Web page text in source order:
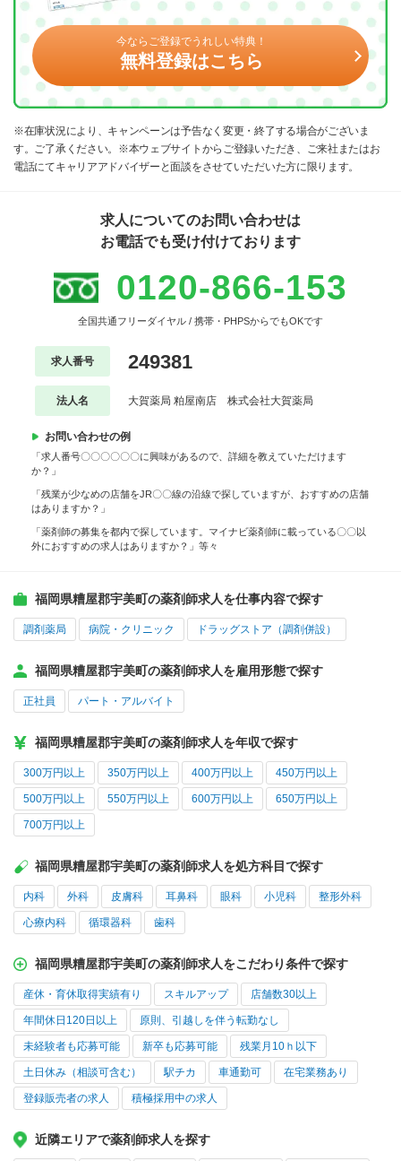
今ならご登録でうれしい特典！
無料登録はこちら
※在庫状況により、キャンペーンは予告なく変更・終了する場合がございま
す。ご了承ください。※本ウェブサイトからご登録いただき、ご来社またはお
電話にてキャリアアドバイザーと面談をさせていただいた方に限ります。
求人についてのお問い合わせは
お電話でも受け付けております
0120-866-153
全国共通フリーダイヤル / 携帯・PHPSからでもOKです
求人番号 249381
法人名 大賀薬局 粕屋南店 株式会社大賀薬局
お問い合わせの例
「求人番号〇〇〇〇〇〇に興味があるので、詳細を教えていただけます
か？」
「残業が少なめの店舗をJR〇〇線の沿線で探していますが、おすすめの店舗
はありますか？」
「薬剤師の募集を都内で探しています。マイナビ薬剤師に載っている〇〇以
外におすすめの求人はありますか？」等々
福岡県糟屋郡宇美町の薬剤師求人を仕事内容で探す
調剤薬局 病院・クリニック ドラッグストア（調剤併設）
福岡県糟屋郡宇美町の薬剤師求人を雇用形態で探す
正社員 パート・アルバイト
福岡県糟屋郡宇美町の薬剤師求人を年収で探す
300万円以上 350万円以上 400万円以上 450万円以上
500万円以上 550万円以上 600万円以上 650万円以上
700万円以上
福岡県糟屋郡宇美町の薬剤師求人を処方科目で探す
内科 外科 皮膚科 耳鼻科 眼科 小児科 整形外科
心療内科 循環器科 歯科
福岡県糟屋郡宇美町の薬剤師求人をこだわり条件で探す
産休・育休取得実績有り スキルアップ 店舗数30以上
年間休日120日以上 原則、引越しを伴う転勤なし
未経験者も応募可能 新卒も応募可能 残業月10ｈ以下
土日休み（相談可含む） 駅チカ 車通勤可 在宅業務あり
登録販売者の求人 積極採用中の求人
近隣エリアで薬剤師求人を探す